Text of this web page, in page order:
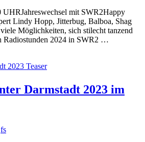
mit SWR2Happy
Lindy Hopp, Jitterbug, Balboa, Shag
Möglichkeiten, sich stilecht tanzend
Radiostunden 2024 in SWR2 …
Darmstadt 2023 im
fs